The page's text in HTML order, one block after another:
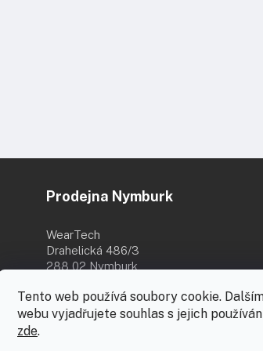
Tento web používá soubory cookie.
webu vyjadřujete souhlas s jejich
zde.
3. 8. 2026 do 18. 8.
brandingu. E-
Prodejna Nymburk
WearTech
Drahelická 486/3
288 02 Nymburk